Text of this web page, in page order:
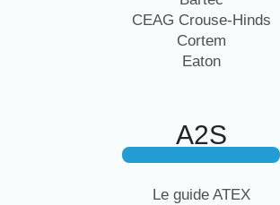
CEAG Crouse-Hinds
Cortem
Eaton
A2S
Le guide ATEX